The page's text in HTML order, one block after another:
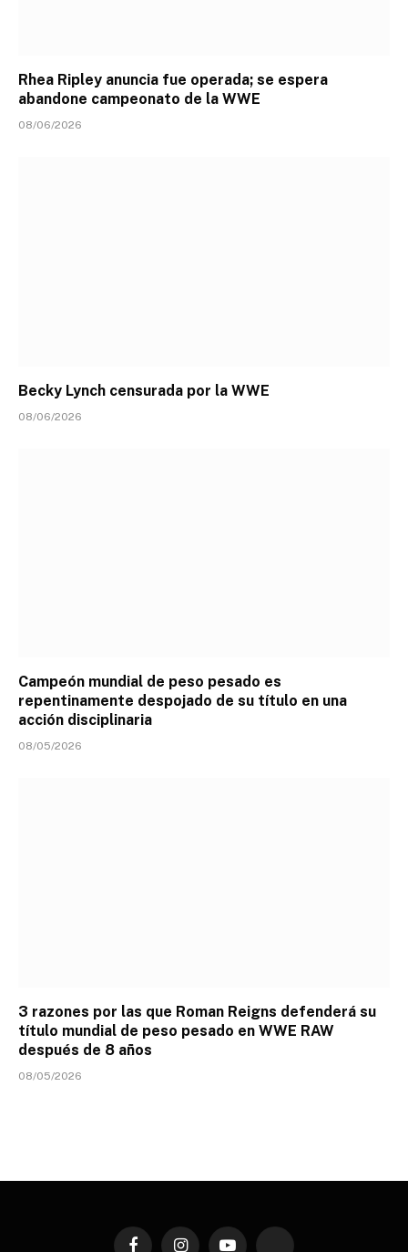
Rhea Ripley anuncia fue operada; se espera
abandone campeonato de la WWE
08/06/2026
Becky Lynch censurada por la WWE
08/06/2026
Campeón mundial de peso pesado es
repentinamente despojado de su título en una
acción disciplinaria
08/05/2026
3 razones por las que Roman Reigns defenderá su
título mundial de peso pesado en WWE RAW
después de 8 años
08/05/2026